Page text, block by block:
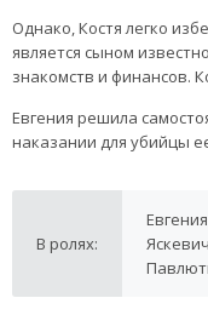
Однако, Костя легко
является сыном
знакомств и финансов.
Евгения решила
наказании для убийцы
В ролях: